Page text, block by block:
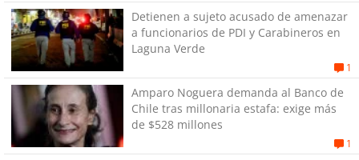
Detienen a sujeto acusado de amenazar
a funcionarios de PDI y Carabineros en
Laguna Verde
1
Amparo Noguera demanda al Banco de
Chile tras millonaria estafa: exige más
de $528 millones
1